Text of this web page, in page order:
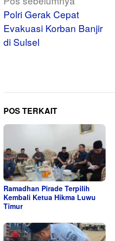
pos
Polri Gerak Cepat
Evakuasi Korban Banjir
di Sulsel
POS TERKAIT
Ramadhan Pirade Terpilih
Kembali Ketua Hikma Luwu
Timur